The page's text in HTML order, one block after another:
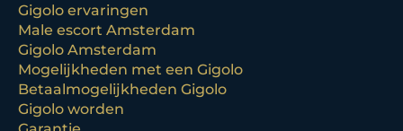
Gigolo ervaringen
Male escort Amsterdam
Gigolo Amsterdam
Mogelijkheden met een Gigolo
Betaalmogelijkheden Gigolo
Gigolo worden